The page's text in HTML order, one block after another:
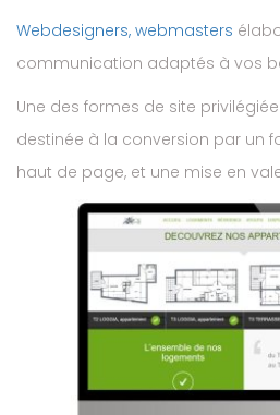
Webdesigners, webmasters
communication adaptés à vos
Une des formes de site
destinée à la conversion par un
haut de page, et une mise en